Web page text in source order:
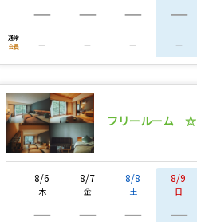
通常
会員
―
―
―
―
―
―
―
―
―
―
―
―
フリールーム ☆
8/6
木
8/7
金
8/8
土
8/9
日
― ― ― ―